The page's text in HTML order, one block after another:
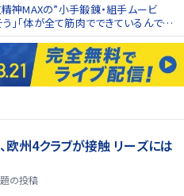
精神MAXの”小手鍛錬・組手ムービ
」「体が全て筋肉でできているんでし
欧州4クラブが接触 リーズには
の投稿